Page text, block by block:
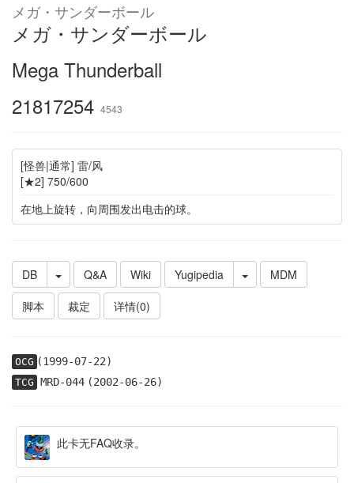
メガ・サンダーボール
メガ・サンダーボール
Mega Thunderball
21817254 4543
[怪兽|通常] 雷/风
[★2] 750/600
在地上旋转，向周围发出电击的球。
DB Q&A Wiki Yugipedia
MDM
脚本
裁定 详情(0)
OCG (1999-07-22)
TCG MRD-044(2002-06-26)
此卡无FAQ收录。